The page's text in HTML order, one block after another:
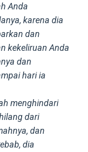
Anda
karena dia
dan
kekeliruan Anda
dan
hari ia
menghindari
dari
dan
dia